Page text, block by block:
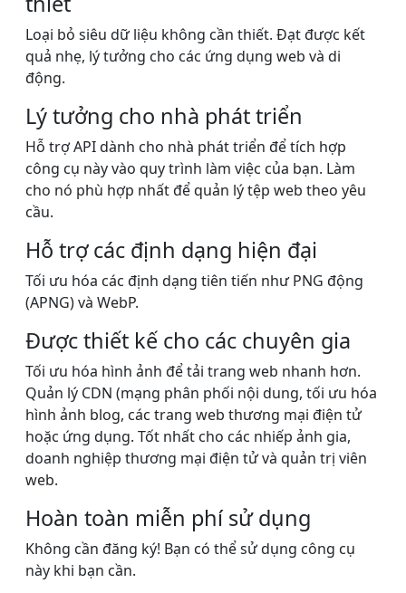
Loại bỏ siêu dữ liệu không cần thiết. Đạt được kết
quả nhẹ, lý tưởng cho các ứng dụng web và di
động.
Lý tưởng cho nhà phát triển
Hỗ trợ API dành cho nhà phát triển để tích hợp
công cụ này vào quy trình làm việc của bạn. Làm
cho nó phù hợp nhất để quản lý tệp web theo yêu
cầu.
Hỗ trợ các định dạng hiện đại
Tối ưu hóa các định dạng tiên tiến như PNG động
(APNG) và WebP.
Được thiết kế cho các chuyên gia
Tối ưu hóa hình ảnh để tải trang web nhanh hơn.
Quản lý CDN (mạng phân phối nội dung, tối ưu hóa
hình ảnh blog, các trang web thương mại điện tử
hoặc ứng dụng. Tốt nhất cho các nhiếp ảnh gia,
doanh nghiệp thương mại điện tử và quản trị viên
web.
Hoàn toàn miễn phí sử dụng
Không cần đăng ký! Bạn có thể sử dụng công cụ
này khi bạn cần.